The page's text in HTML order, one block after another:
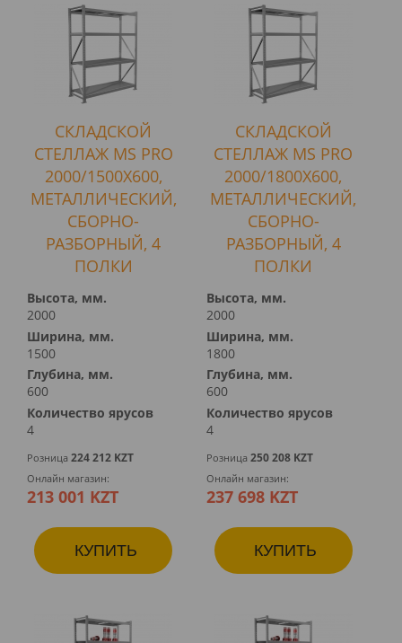
СКЛАДСКОЙ
СТЕЛЛАЖ MS PRO
2000/1500X600,
МЕТАЛЛИЧЕСКИЙ,
СБОРНО-
РАЗБОРНЫЙ, 4
ПОЛКИ
Высота, мм.
2000
Ширина, мм.
1500
Глубина, мм.
600
Количество ярусов
4
Розница 224 212 KZT
Онлайн магазин:
213 001 KZT
КУПИТЬ
СКЛАДСКОЙ
СТЕЛЛАЖ MS PRO
2000/1800X600,
МЕТАЛЛИЧЕСКИЙ,
СБОРНО-
РАЗБОРНЫЙ, 4
ПОЛКИ
Высота, мм.
2000
Ширина, мм.
1800
Глубина, мм.
600
Количество ярусов
4
Розница250 208 KZT
Онлайн магазин:
237 698 KZT
КУПИТЬ